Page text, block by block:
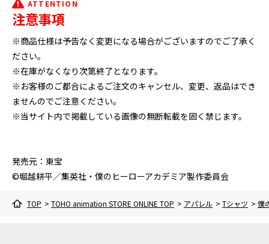
ATTENTION
注意事項
※商品仕様は予告なく変更になる場合がございますのでご了承く
ださい。
※在庫がなくなり次第終了となります。
※お客様のご都合によるご注文のキャンセル、変更、返品はでき
ませんのでご注意ください。
※当サイト内で掲載している画像の無断転載を固く禁じます。
発売元：東宝
©堀越耕平／集英社・僕のヒーローアカデミア製作委員会
TOP > TOHO animation STORE ONLINE TOP > アパレル > Tシャツ > 僕